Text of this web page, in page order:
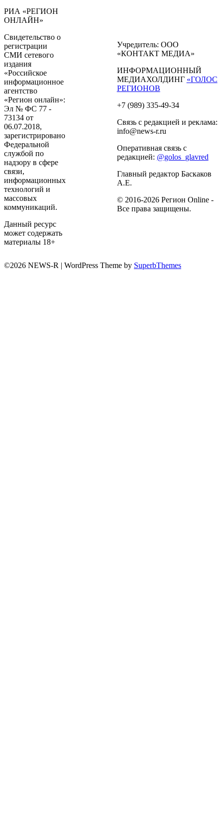
РИА «РЕГИОН
ОНЛАЙН»
Свидетельство о
регистрации
СМИ сетевого
издания
«Российское
информационное
агентство
«Регион онлайн»:
Эл № ФС 77 -
73134 от
06.07.2018,
зарегистрировано
Федеральной
службой по
надзору в сфере
связи,
информационных
технологий и
массовых
коммуникаций.
Данный ресурс
может содержать
материалы 18+
Учредитель: ООО
«КОНТАКТ МЕДИА»
ИНФОРМАЦИОННЫЙ
МЕДИАХОЛДИНГ «ГОЛОС
РЕГИОНОВ
+7 (989) 335-49-34
Связь с редакцией и реклама:
info@news-r.ru
Оперативная связь с
редакцией: @golos_glavred
Главный редактор Баскаков
А.Е.
© 2016-2026 Регион Online -
Все права защищены.
©2026 NEWS-R | WordPress Theme by SuperbThemes